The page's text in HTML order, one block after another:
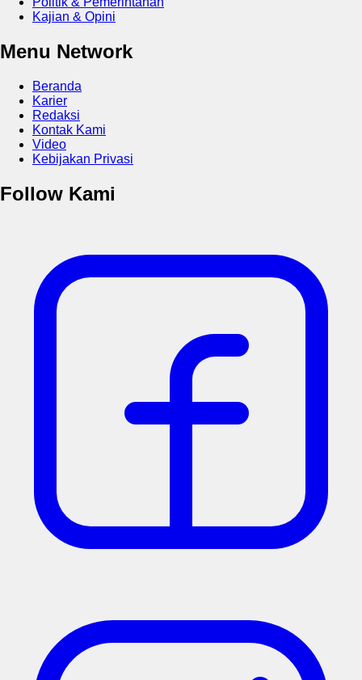
Kajian & Opini
Menu Network
Beranda
Karier
Redaksi
Kontak Kami
Video
Kebijakan Privasi
Follow Kami